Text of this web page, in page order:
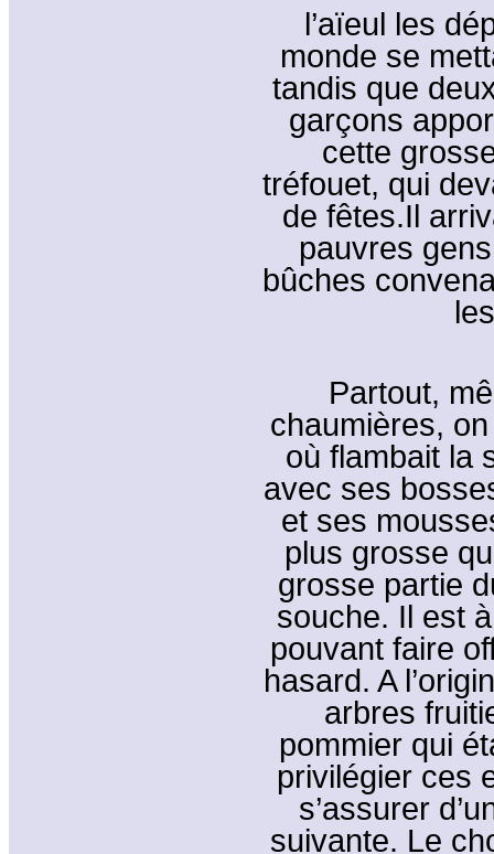
l’aïeul les
monde se
tandis que
garçons
cette
tréfouet, qui
de fêtes.Il
pauvres
bûches
Partout,
chaumières,
où flambait la
avec ses
et ses
plus grosse
grosse partie
souche. Il est
pouvant faire
hasard. A
arbres
pommier qui
privilégier ces
s’assurer
suivante. Le